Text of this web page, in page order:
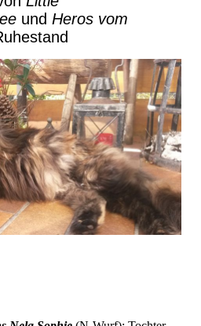
und Heros vom